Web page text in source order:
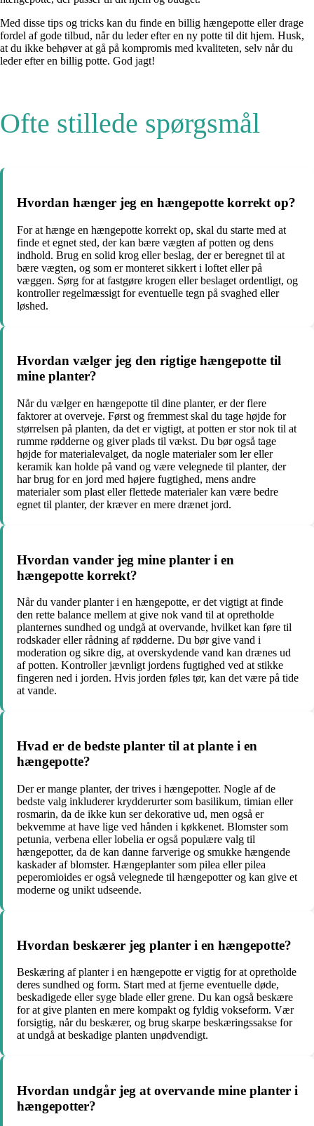
Med disse tips og tricks kan du finde en billig hængepotte eller drage
fordel af gode tilbud, når du leder efter en ny potte til dit hjem. Husk,
at du ikke behøver at gå på kompromis med kvaliteten, selv når du
leder efter en billig potte. God jagt!
Ofte stillede spørgsmål
Hvordan hænger jeg en hængepotte korrekt op?
For at hænge en hængepotte korrekt op, skal du starte med at
finde et egnet sted, der kan bære vægten af potten og dens
indhold. Brug en solid krog eller beslag, der er beregnet til at
bære vægten, og som er monteret sikkert i loftet eller på
væggen. Sørg for at fastgøre krogen eller beslaget ordentligt, og
kontroller regelmæssigt for eventuelle tegn på svaghed eller
løshed.
Hvordan vælger jeg den rigtige hængepotte til
mine planter?
Når du vælger en hængepotte til dine planter, er der flere
faktorer at overveje. Først og fremmest skal du tage højde for
størrelsen på planten, da det er vigtigt, at potten er stor nok til at
rumme rødderne og giver plads til vækst. Du bør også tage
højde for materialevalget, da nogle materialer som ler eller
keramik kan holde på vand og være velegnede til planter, der
har brug for en jord med højere fugtighed, mens andre
materialer som plast eller flettede materialer kan være bedre
egnet til planter, der kræver en mere drænet jord.
Hvordan vander jeg mine planter i en
hængepotte korrekt?
Når du vander planter i en hængepotte, er det vigtigt at finde
den rette balance mellem at give nok vand til at opretholde
planternes sundhed og undgå at overvande, hvilket kan føre til
rodskader eller rådning af rødderne. Du bør give vand i
moderation og sikre dig, at overskydende vand kan drænes ud
af potten. Kontroller jævnligt jordens fugtighed ved at stikke
fingeren ned i jorden. Hvis jorden føles tør, kan det være på tide
at vande.
Hvad er de bedste planter til at plante i en
hængepotte?
Der er mange planter, der trives i hængepotter. Nogle af de
bedste valg inkluderer krydderurter som basilikum, timian eller
rosmarin, da de ikke kun ser dekorative ud, men også er
bekvemme at have lige ved hånden i køkkenet. Blomster som
petunia, verbena eller lobelia er også populære valg til
hængepotter, da de kan danne farverige og smukke hængende
kaskader af blomster. Hængeplanter som pilea eller pilea
peperomioides er også velegnede til hængepotter og kan give et
moderne og unikt udseende.
Hvordan beskærer jeg planter i en hængepotte?
Beskæring af planter i en hængepotte er vigtig for at opretholde
deres sundhed og form. Start med at fjerne eventuelle døde,
beskadigede eller syge blade eller grene. Du kan også beskære
for at give planten en mere kompakt og fyldig vokseform. Vær
forsigtig, når du beskærer, og brug skarpe beskæringssakse for
at undgå at beskadige planten unødvendigt.
Hvordan undgår jeg at overvande mine planter i
hængepotter?